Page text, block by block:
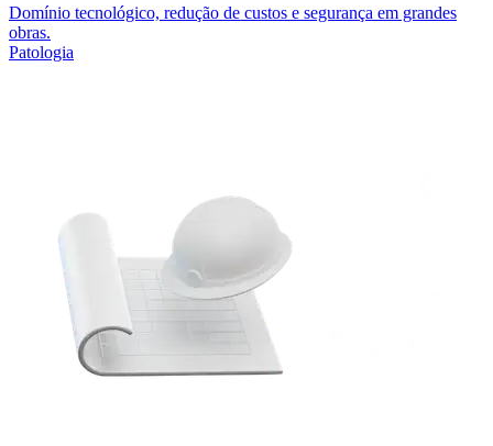
Domínio tecnológico, redução de custos e segurança em grandes
obras.
Patologia